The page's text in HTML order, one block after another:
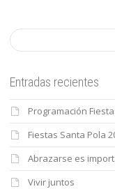
Entradas recientes
Programación
Fiestas Santa Pola
Abrazarse es
Vivir juntos